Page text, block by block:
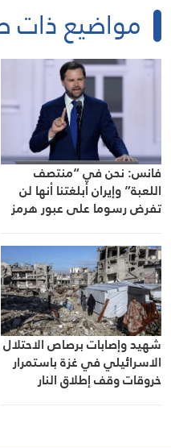
مواضيع ذات
فانس: نحن في “منتصف
اللعبة” وإيران أبلغتنا أنها لن
تفرض رسوما على عبور هرمز
شهيد وإصابات برصاص الاحتلال
الاسرائيلي في غزة باستمرار
خروقات وقف إطلاق النار